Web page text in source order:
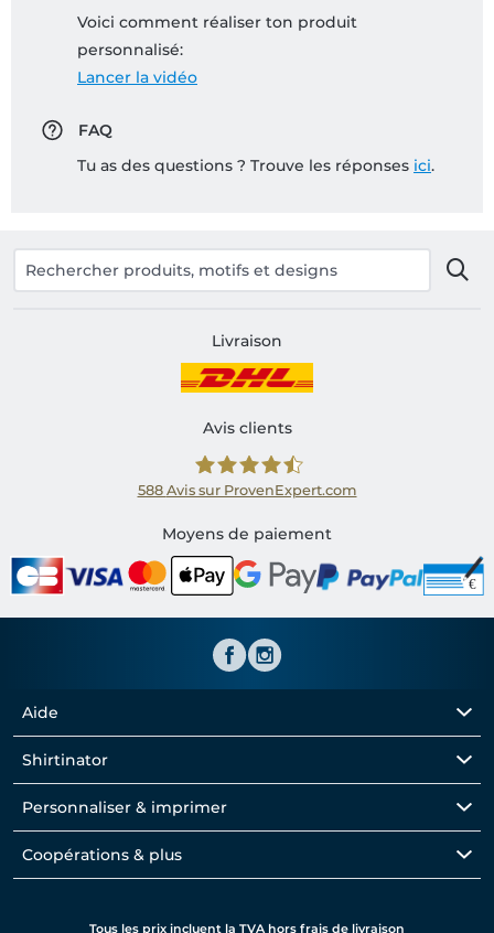
Voici comment réaliser ton produit
personnalisé:
Lancer la vidéo
FAQ
Tu as des questions ? Trouve les réponses ici.
Livraison
Avis clients
Shirtinator FR
588 Avis sur ProvenExpert.com
Moyens de paiement
Aide
Shirtinator
Personnaliser & imprimer
Coopérations & plus
Tous les prix incluent la TVA hors frais de livraison